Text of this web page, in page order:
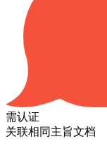
需认证
关联相同主旨文档